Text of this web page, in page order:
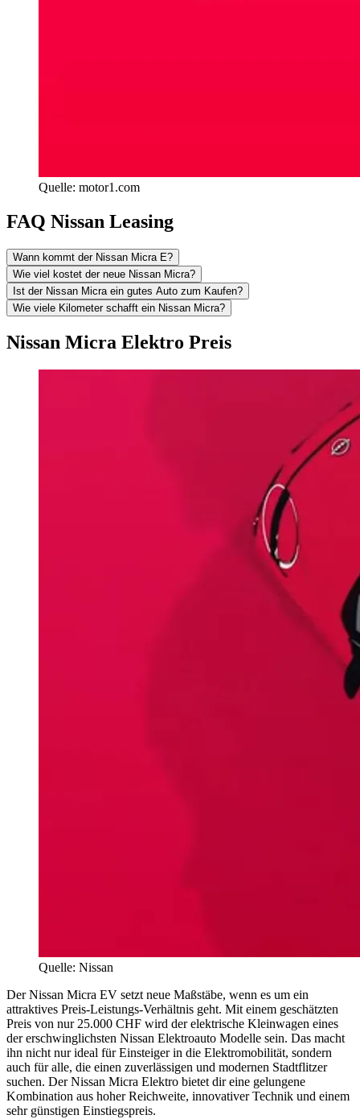
Quelle: motor1.com
FAQ Nissan Leasing
Wann kommt der Nissan Micra E?
Wie viel kostet der neue Nissan Micra?
Ist der Nissan Micra ein gutes Auto zum Kaufen?
Wie viele Kilometer schafft ein Nissan Micra?
Nissan Micra Elektro Preis
Quelle: Nissan
Der Nissan Micra EV setzt neue Maßstäbe, wenn es um ein
attraktives Preis-Leistungs-Verhältnis geht. Mit einem geschätzten
Preis von nur 25.000 CHF wird der elektrische Kleinwagen eines
der erschwinglichsten Nissan Elektroauto Modelle sein. Das macht
ihn nicht nur ideal für Einsteiger in die Elektromobilität, sondern
auch für alle, die einen zuverlässigen und modernen Stadtflitzer
suchen. Der Nissan Micra Elektro bietet dir eine gelungene
Kombination aus hoher Reichweite, innovativer Technik und einem
sehr günstigen Einstiegspreis.